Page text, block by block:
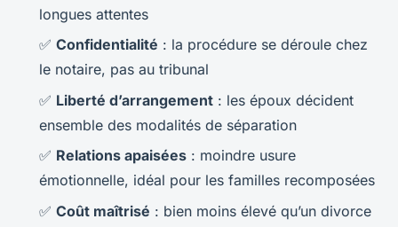
longues attentes
✅ Confidentialité : la procédure se déroule chez
le notaire, pas au tribunal
✅ Liberté d’arrangement : les époux décident
ensemble des modalités de séparation
✅ Relations apaisées : moindre usure
émotionnelle, idéal pour les familles recomposées
✅ Coût maîtrisé : bien moins élevé qu’un divorce